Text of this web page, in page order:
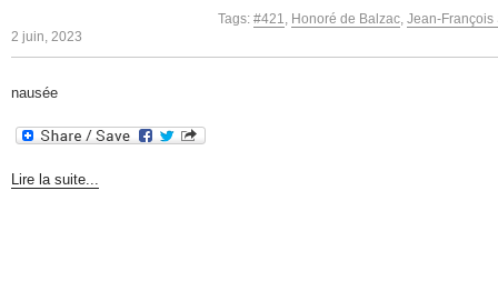
Tags: #421, Honoré de Balzac, Jean-François
2 juin, 2023
nausée
Lire la suite...